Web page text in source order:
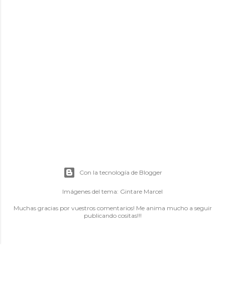
Con la tecnología de Blogger
Imágenes del tema: Gintare Marcel
Muchas gracias por vuestros comentarios! Me anima mucho a seguir
publicando cositas!!!